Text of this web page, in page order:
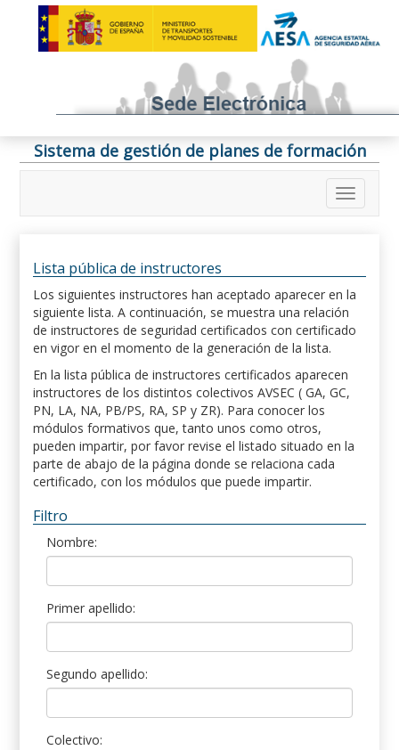
Sistema de gestión de planes de formación
Lista pública de instructores
Los siguientes instructores han aceptado aparecer en la
siguiente lista. A continuación, se muestra una relación
de instructores de seguridad certificados con certificado
en vigor en el momento de la generación de la lista.
En la lista pública de instructores certificados aparecen
instructores de los distintos colectivos AVSEC ( GA, GC,
PN, LA, NA, PB/PS, RA, SP y ZR). Para conocer los
módulos formativos que, tanto unos como otros,
pueden impartir, por favor revise el listado situado en la
parte de abajo de la página donde se relaciona cada
certificado, con los módulos que puede impartir.
Filtro
Nombre:
Primer apellido:
Segundo apellido:
Colectivo: